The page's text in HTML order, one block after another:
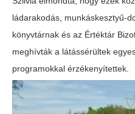
ládarakodás, munkáskesztyű-
könyvtárnak és az Értéktár
meghívták a látássérültek
programokkal érzékenyítettek.